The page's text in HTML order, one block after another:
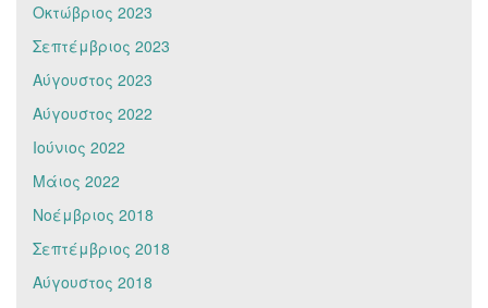
Οκτώβριος 2023
Σεπτέμβριος 2023
Αύγουστος 2023
Αύγουστος 2022
Ιούνιος 2022
Μάιος 2022
Νοέμβριος 2018
Σεπτέμβριος 2018
Αύγουστος 2018